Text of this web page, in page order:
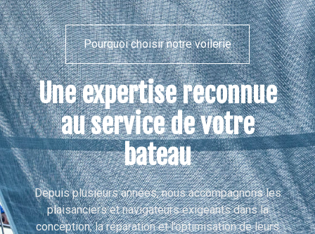
Pourquoi choisir notre voilerie
Une expertise reconnue
au service de votre
bateau
Depuis plusieurs années, nous accompagnons les
plaisanciers et navigateurs exigeants dans la
conception, la réparation et l’optimisation de leurs